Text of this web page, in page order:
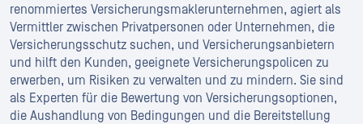
renommiertes Versicherungsmaklerunternehmen, agiert als
Vermittler zwischen Privatpersonen oder Unternehmen, die
Versicherungsschutz suchen, und Versicherungsanbietern
und hilft den Kunden, geeignete Versicherungspolicen zu
erwerben, um Risiken zu verwalten und zu mindern. Sie sind
als Experten für die Bewertung von Versicherungsoptionen,
die Aushandlung von Bedingungen und die Bereitstellung